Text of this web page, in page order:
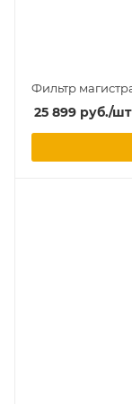
Фильтр
25 899 руб./шт